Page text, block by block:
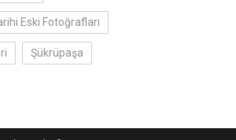
Eski Fotoğrafları
Şükrüpaşa